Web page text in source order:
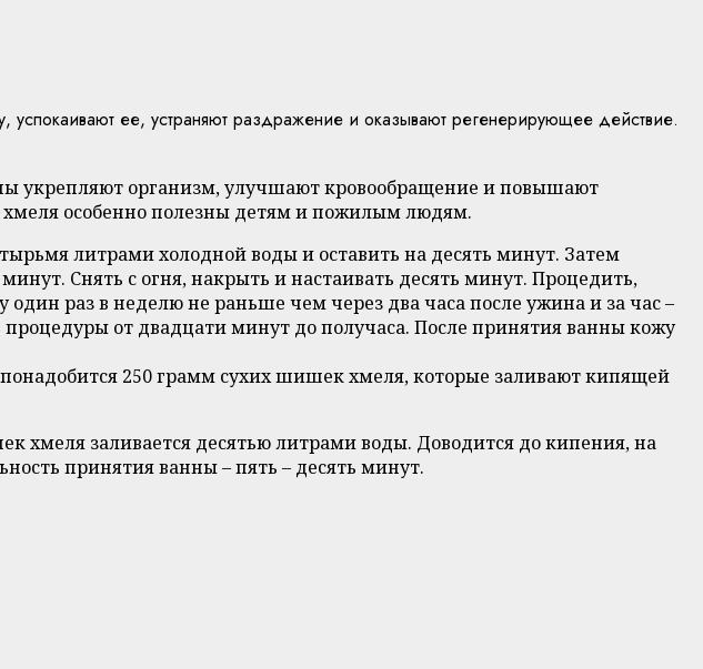
ее, устраняют раздражение и оказывают регенерирующее действие.
укрепляют организм, улучшают кровообращение и повышают
особенно полезны детям и пожилым людям.
литрами холодной воды и оставить на десять минут. Затем
Снять с огня, накрыть и настаивать десять минут. Процедить,
раз в неделю не раньше чем через два часа после ужина и за час –
от двадцати минут до получаса. После принятия ванны кожу
250 грамм сухих шишек хмеля, которые заливают кипящей
хмеля заливается десятью литрами воды. Доводится до кипения, на
принятия ванны – пять – десять минут.